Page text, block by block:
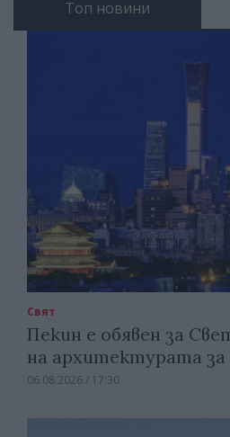
Топ новини
Свят
Пекин е обявен за
на архитектурата за
06.08.2026 / 17:30